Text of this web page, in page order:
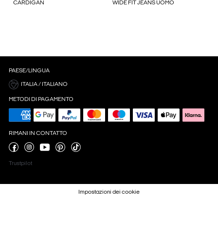
CARDIGAN WIDE FIT JEANS UOMO
PAESE/LINGUA
ITALIA / ITALIANO
METODI DI PAGAMENTO
RIMANI IN CONTATTO
Trustpilot
Impostazioni dei cookie